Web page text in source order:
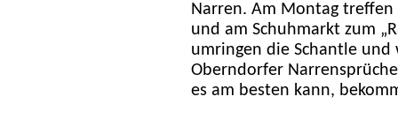
Narren. Am Montag
und am Schuhmarkt zum
umringen die Schantle
Oberndorfer
es am besten kann,